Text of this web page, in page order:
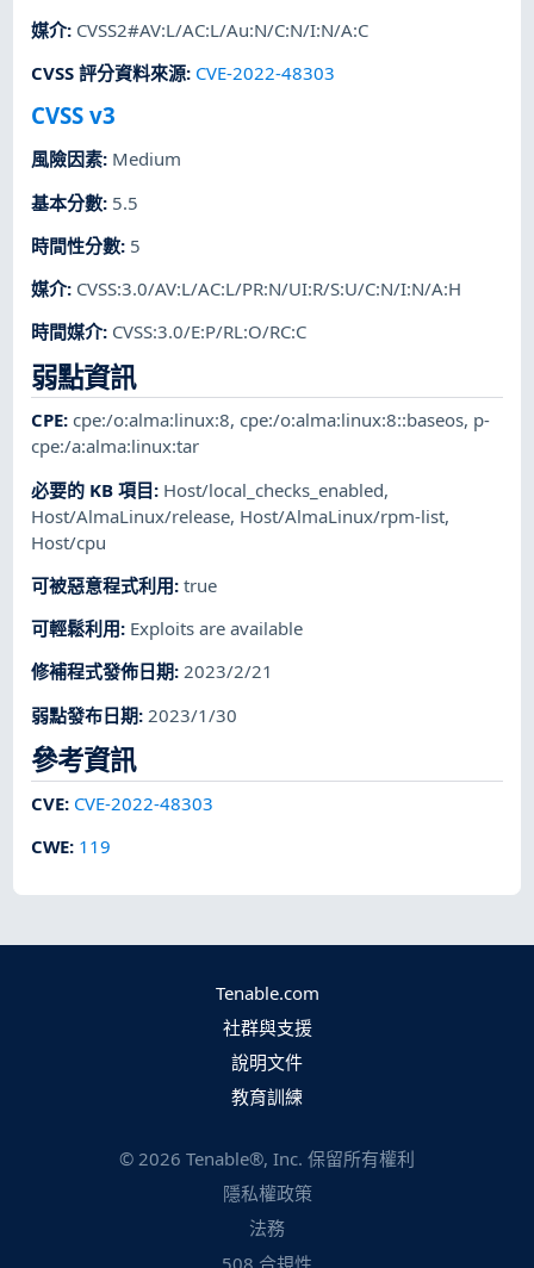
媒介: CVSS2#AV:L/AC:L/Au:N/C:N/I:N/A:C
CVSS 評分資料來源: CVE-2022-48303
CVSS v3
風險因素: Medium
基本分數: 5.5
時間性分數: 5
媒介: CVSS:3.0/AV:L/AC:L/PR:N/UI:R/S:U/C:N/I:N/A:H
時間媒介: CVSS:3.0/E:P/RL:O/RC:C
弱點資訊
CPE:cpe:/o:alma:linux:8,cpe:/o:alma:linux:8::baseos, p-
cpe:/a:alma:linux:tar
必要的 KB 項目: Host/local_checks_enabled,
Host/AlmaLinux/release, Host/AlmaLinux/rpm-list,
Host/cpu
可被惡意程式利用:true
可輕鬆利用: Exploits are available
修補程式發佈日期:2023/2/21
弱點發布日期: 2023/1/30
參考資訊
CVE: CVE-2022-48303
CWE: 119
Tenable.com
社群與支援
說明文件
教育訓練
© 2026 Tenable®, Inc. 保留所有權利
隱私權政策
法務
508 合規性